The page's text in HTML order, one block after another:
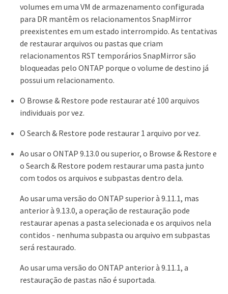
volumes em uma VM de armazenamento configurada
para DR mantêm os relacionamentos SnapMirror
preexistentes em um estado interrompido. As tentativas
de restaurar arquivos ou pastas que criam
relacionamentos RST temporários SnapMirror são
bloqueadas pelo ONTAP porque o volume de destino já
possui um relacionamento.
O Browse & Restore pode restaurar até 100 arquivos
individuais por vez.
O Search & Restore pode restaurar 1 arquivo por vez.
Ao usar o ONTAP 9.13.0 ou superior, o Browse & Restore e
o Search & Restore podem restaurar uma pasta junto
com todos os arquivos e subpastas dentro dela.
Ao usar uma versão do ONTAP superior à 9.11.1, mas
anterior à 9.13.0, a operação de restauração pode
restaurar apenas a pasta selecionada e os arquivos nela
contidos - nenhuma subpasta ou arquivo em subpastas
será restaurado.
Ao usar uma versão do ONTAP anterior à 9.11.1, a
restauração de pastas não é suportada.